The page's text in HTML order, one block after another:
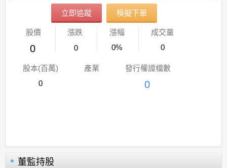
立即追蹤 模擬下單
股價
0
漲跌
0
漲幅
0%
成交量
0
股本(百萬)
0
產業 發行權證檔數
0
董監持股